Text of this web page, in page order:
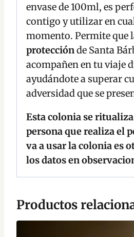
envase de 100ml, es
contigo y utilizar en
momento. Permite que
protecciónde Santa
acompañen en tu viaje
ayudándote a superar
adversidad que se
Esta colonia se
persona que realiza el
va a usar la colonia es
los datos en
Productos